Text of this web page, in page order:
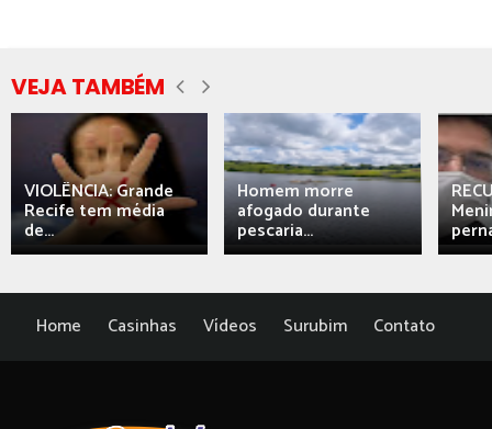
VEJA TAMBÉM
VIOLÊNCIA: Grande
Recife tem média
de...
Homem morre
afogado durante
pescaria...
Home Casinhas Vídeos Surubim Contato